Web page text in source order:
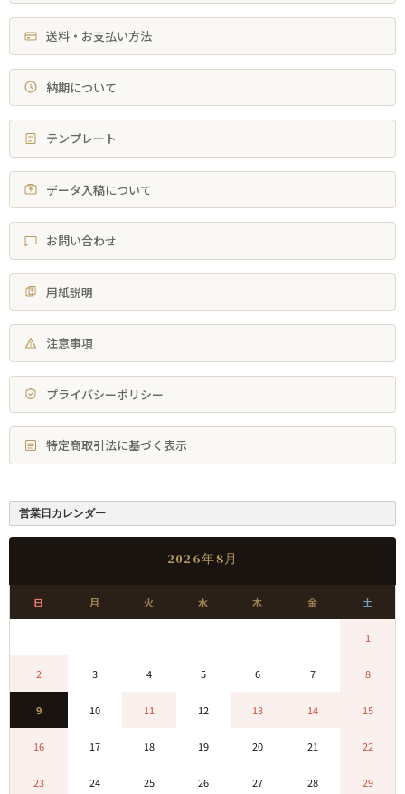
送料・お支払い方法
納期について
テンプレート
データ入稿について
お問い合わせ
用紙説明
注意事項
プライバシーポリシー
特定商取引法に基づく表示
営業日カレンダー
2026年8月
日 月 火 水 木 金 土
1
2 3 4 5 6 7 8
9 10 11 12 13 14 15
16 17 18 19 20 21 22
23 24 25 26 27 28 29